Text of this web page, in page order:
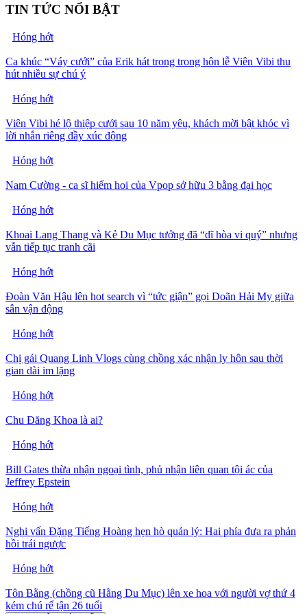
TIN TỨC NỔI BẬT
Hóng hớt
Ca khúc “Váy cưới” của Erik hát trong trong hôn lễ Viên Vibi thu
hút nhiều sự chú ý
Hóng hớt
Viên Vibi hé lộ thiệp cưới sau 10 năm yêu, khách mời bật khóc vì
lời nhắn riêng đầy xúc động
Hóng hớt
Nam Cường - ca sĩ hiếm hoi của Vpop sở hữu 3 bằng đại học
Hóng hớt
Khoai Lang Thang và Kẻ Du Mục tưởng đã “dĩ hòa vi quý” nhưng
vẫn tiếp tục tranh cãi
Hóng hớt
Đoàn Văn Hậu lên hot search vì “tức giận” gọi Doãn Hải My giữa
sân vận động
Hóng hớt
Chị gái Quang Linh Vlogs cùng chồng xác nhận ly hôn sau thời
gian dài im lặng
Hóng hớt
Chu Đăng Khoa là ai?
Hóng hớt
Bill Gates thừa nhận ngoại tình, phủ nhận liên quan tội ác của
Jeffrey Epstein
Hóng hớt
Nghi vấn Đặng Tiếng Hoàng hẹn hò quản lý: Hai phía đưa ra phản
hồi trái ngược
Hóng hớt
Tôn Bằng (chồng cũ Hằng Du Mục) lên xe hoa với người vợ thứ 4
kém chú rể tận 26 tuổi